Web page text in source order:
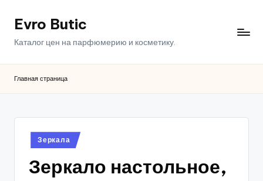
ПерейтиEvro Butic
Каталог цен на парфюмерию и косметику.
Главная страница
Опубликовано
в
Зеркала
Зеркало настольное,